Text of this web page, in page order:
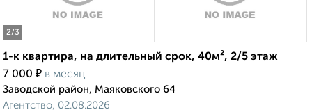
2/3
1-к квартира, на длительный срок, 40м², 2/5 этаж
7 000 ₽ в месяц
Заводской район, Маяковского 64
Агентство, 02.08.2026